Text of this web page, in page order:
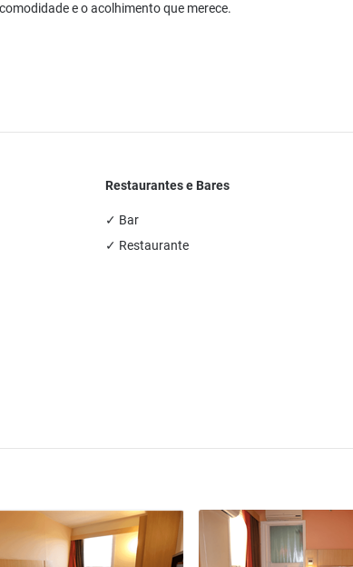
e o acolhimento que merece.
Restaurantes e Bares
✓ Bar
✓ Restaurante